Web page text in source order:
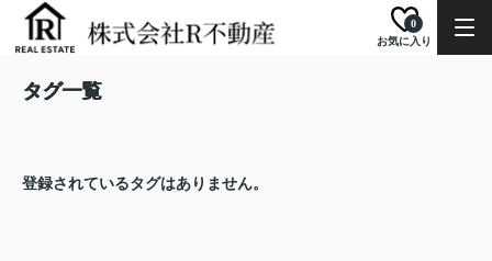
お気に入り
0
タグ一覧
登録されているタグはありません。